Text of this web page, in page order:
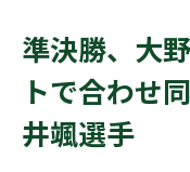
準決勝、大
トで合わせ
井颯選手